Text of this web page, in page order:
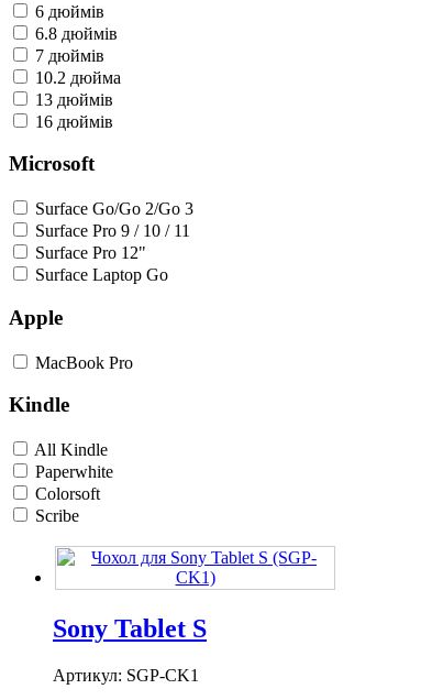
6 дюймів
6.8 дюймів
7 дюймів
10.2 дюйма
13 дюймів
16 дюймів
Microsoft
Surface Go/Go 2/Go 3
Surface Pro 9 / 10 / 11
Surface Pro 12"
Surface Laptop Go
Apple
MacBook Pro
Kindle
All Kindle
Paperwhite
Colorsoft
Scribe
Sony Tablet S
Артикул: SGP-CK1